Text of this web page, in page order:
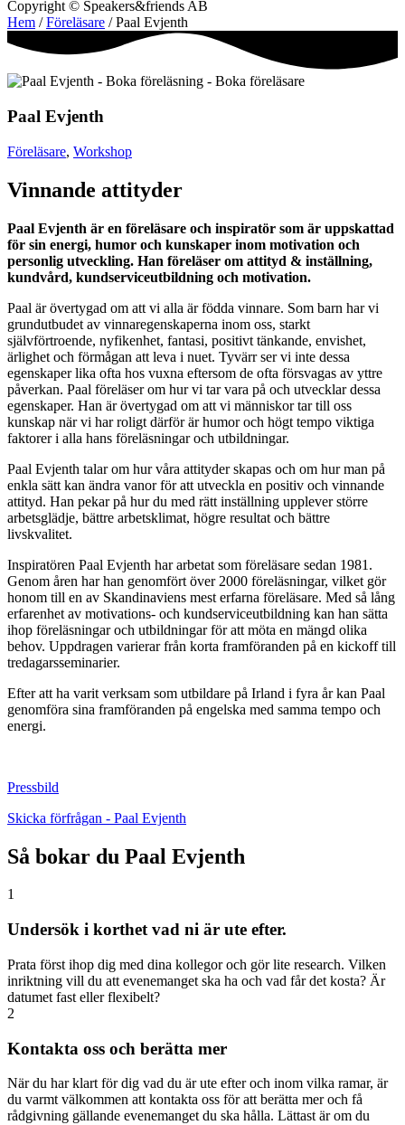
Copyright © Speakers&friends AB
Hem /Föreläsare / Paal Evjenth
Paal Evjenth
Föreläsare, Workshop
Vinnande attityder
Paal Evjenth är en föreläsare och inspiratör som är uppskattad
för sin energi, humor och kunskaper inom motivation och
personlig utveckling. Han föreläser om attityd & inställning,
kundvård, kundserviceutbildning och motivation.
Paal är övertygad om att vi alla är födda vinnare. Som barn har vi
grundutbudet av vinnaregenskaperna inom oss, starkt
självförtroende, nyfikenhet, fantasi, positivt tänkande, envishet,
ärlighet och förmågan att leva i nuet. Tyvärr ser vi inte dessa
egenskaper lika ofta hos vuxna eftersom de ofta försvagas av yttre
påverkan. Paal föreläser om hur vi tar vara på och utvecklar dessa
egenskaper. Han är övertygad om att vi människor tar till oss
kunskap när vi har roligt därför är humor och högt tempo viktiga
faktorer i alla hans föreläsningar och utbildningar.
Paal Evjenth talar om hur våra attityder skapas och om hur man på
enkla sätt kan ändra vanor för att utveckla en positiv och vinnande
attityd. Han pekar på hur du med rätt inställning upplever större
arbetsglädje, bättre arbetsklimat, högre resultat och bättre
livskvalitet.
Inspiratören Paal Evjenth har arbetat som föreläsare sedan 1981.
Genom åren har han genomfört över 2000 föreläsningar, vilket gör
honom till en av Skandinaviens mest erfarna föreläsare. Med så lång
erfarenhet av motivations- och kundserviceutbildning kan han sätta
ihop föreläsningar och utbildningar för att möta en mängd olika
behov. Uppdragen varierar från korta framföranden på en kickoff till
tredagarsseminarier.
Efter att ha varit verksam som utbildare på Irland i fyra år kan Paal
genomföra sina framföranden på engelska med samma tempo och
energi.
Pressbild
Skicka förfrågan - Paal Evjenth
Så bokar du Paal Evjenth
1
Undersök i korthet vad ni är ute efter.
Prata först ihop dig med dina kollegor och gör lite research. Vilken
inriktning vill du att evenemanget ska ha och vad får det kosta? Är
datumet fast eller flexibelt?
2
Kontakta oss och berätta mer
När du har klart för dig vad du är ute efter och inom vilka ramar, är
du varmt välkommen att kontakta oss för att berätta mer och få
rådgivning gällande evenemanget du ska hålla. Lättast är om du